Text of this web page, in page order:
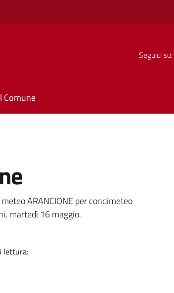
Seguici su:
Comune
ARANCIONE per condimeteo
martedì 16 maggio.
lettura: